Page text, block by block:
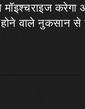
मॉइश्चराइज करेगा
वाले नुकसान से